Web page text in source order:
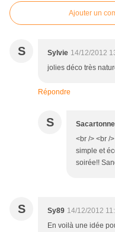
Ajouter un
S Sylvie 14/12/2012
jolies déco très
Répondre
S Sacartonne
<br /> <br /
simple et
soirée!!
S Sy89 14/12/2012
En voilà une idée